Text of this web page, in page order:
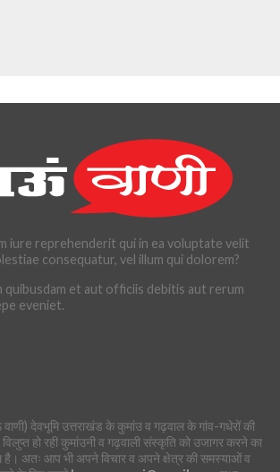
iure reprehenderit qui in ea voluptate velit
consequatur, vel illum qui dolorem?
quibusdam et aut officiis debitis aut rerum
eveniet.
देवभूमि उत्तराखंड के कुमांउ व गढ़वाल के गांव-गधेरों की
हो रही कुमांउनी व गढ़वाली संस्कृति को उजागर करने का
है। अतः आप भी अपने विचार व अपने क्षेत्र की समस्याओं व